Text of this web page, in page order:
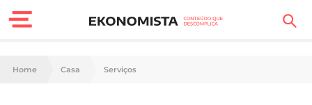
Finanças Pessoais
Home Casa Serviços